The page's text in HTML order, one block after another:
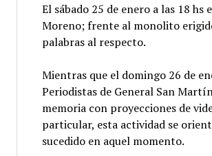
El sábado 25 de enero a las 18
Moreno; frente al monolito
palabras al respecto.
Mientras que el domingo 26 de
Periodistas de General San
memoria con proyecciones de
particular, esta actividad se
sucedido en aquel momento.